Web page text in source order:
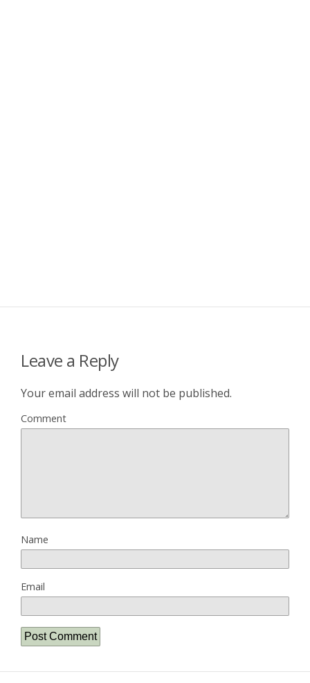
Leave a Reply
Your email address will not be published.
Comment
Name
Email